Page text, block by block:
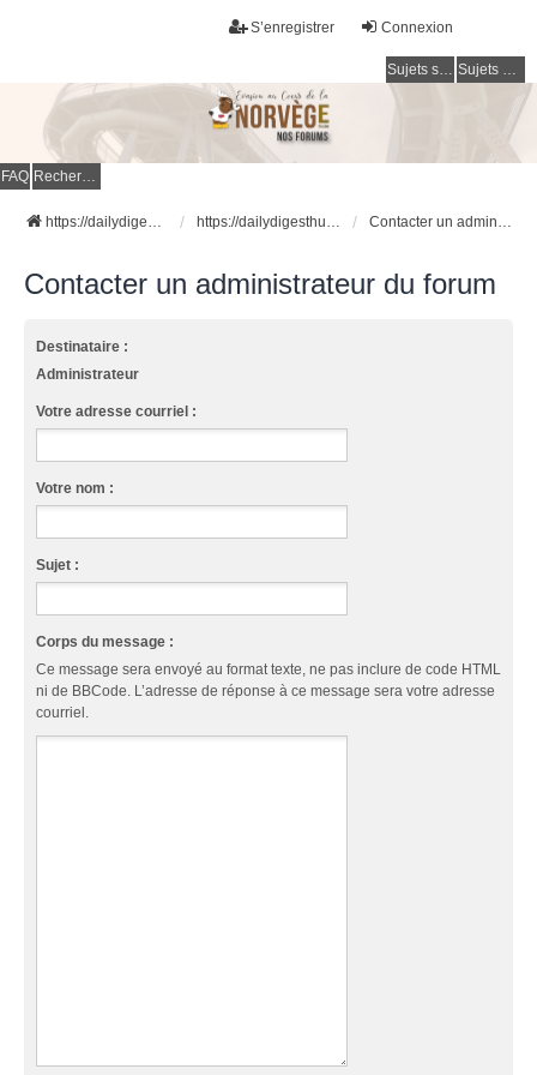
Connexion
S’enregistrer
Sujets sans réponse Sujets actifs
FAQ Rechercher
https://dailydigesthub.com https://dailydigesthub.com Contacter un administrateur du forum
Contacter un administrateur du forum
Destinataire :
Administrateur
Votre adresse courriel :
Votre nom :
Sujet :
Corps du message :
Ce message sera envoyé au format texte, ne pas inclure de code HTML
ni de BBCode. L’adresse de réponse à ce message sera votre adresse
courriel.